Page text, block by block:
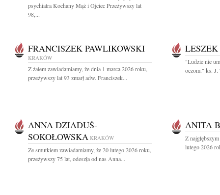
psychiatra Kochany Mąż i Ojciec Przeżywszy lat
98,...
FRANCISZEK PAWLIKOWSKI
KRAKÓW
Z żalem zawiadamiamy, że dnia 1 marca 2026 roku,
przeżywszy lat 93 zmarł adw. Franciszek...
"Ludzie nie
oczom." ks. J.
ANNA DZIADUŚ-
SOKOŁOWSKA KRAKÓW
Ze smutkiem zawiadamiamy, że 20 lutego 2026 roku,
przeżywszy 75 lat, odeszła od nas Anna...
ANITA
Z
lutego 2026